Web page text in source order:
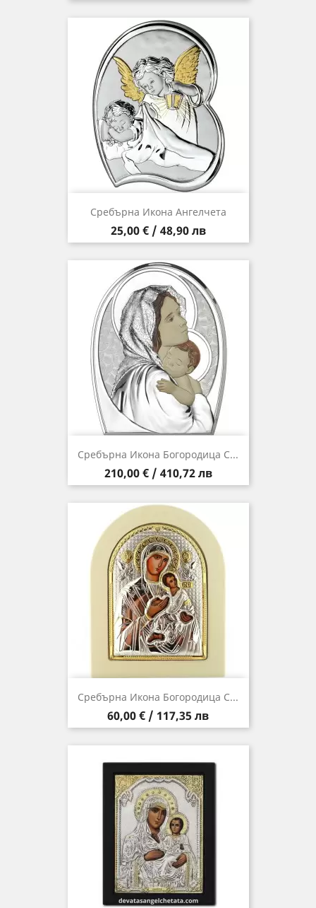
Сребърна Икона Ангелчета
Цена
25,00 € / 48,90 лв
Сребърна Икона Богородица С...
Цена
210,00 € / 410,72 лв
Сребърна Икона Богородица С...
Цена
60,00 € / 117,35 лв